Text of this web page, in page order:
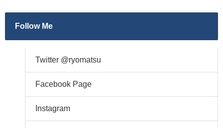
Follow Me
Twitter @ryomatsu
Facebook Page
Instagram